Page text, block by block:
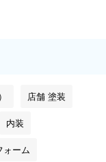
店舗 塗装
内装
ォーム